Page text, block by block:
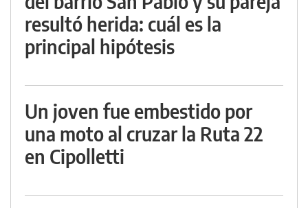
resultó herida: cuál es la
principal hipótesis
Un joven fue embestido por
una moto al cruzar la Ruta 22
en Cipolletti